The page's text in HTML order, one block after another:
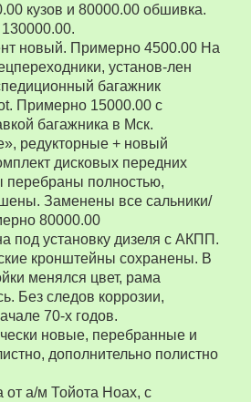
кузов и 80000.00 обшивка.
новый. Примерно 4500.00 На
установ-лен
багажник
Примерно 15000.00 с
багажника в Мск.
редукторные + новый
дисковых передних
перебраны полностью,
Заменены все сальники/
80000.00
под установку дизеля с АКПП.
кронштейны сохранены. В
менялся цвет, рама
Без следов коррозии,
70-х годов.
новые, перебранные и
дополнительно полистно
от а/м Тойота Ноах, с